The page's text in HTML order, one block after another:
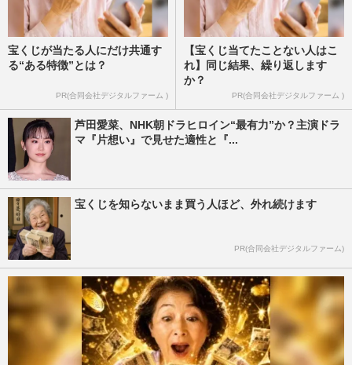
宝くじが当たる人にだけ共通す
る“ある特徴”とは？
PR(合同会社デジタルファーム )
【宝くじ当てたことない人はこ
れ】同じ結果、繰り返します
か？
PR(合同会社デジタルファーム )
芦田愛菜、NHK朝ドラヒロイン“最有力”か？主演ドラ
マ『片想い』で見せた適性と『...
宝くじを知らないまま買う人ほど、外れ続けます
PR(合同会社デジタルファーム)